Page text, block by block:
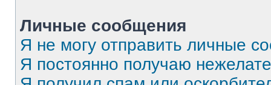
Личные сообщения
Я не могу отправить личные
Я постоянно получаю